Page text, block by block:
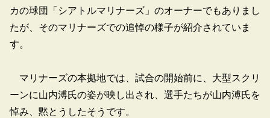
カの球団「シアトルマリナーズ」のオーナーでもありまし
たが、そのマリナーズでの追悼の様子が紹介されていま
す。
マリナーズの本拠地では、試合の開始前に、大型スクリ
ーンに山内溥氏の姿が映し出され、選手たちが山内溥氏を
悼み、黙とうしたそうです。